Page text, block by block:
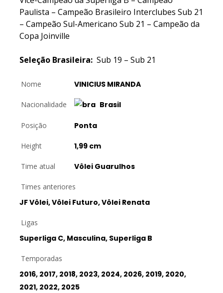
Paulista – Campeão Brasileiro Interclubes Sub 21
– Campeão Sul-Americano Sub 21 – Campeão da
Copa Joinville
Seleção Brasileira: Sub 19 – Sub 21
Nome VINICIUS MIRANDA
Nacionalidade Brasil
Posição Ponta
Height 1,99 cm
Time atual Vôlei Guarulhos
Times anteriores
JF Vôlei, Vôlei Futuro, Vôlei Renata
Ligas
Superliga C, Masculina, Superliga B
Temporadas
2016, 2017, 2018, 2023, 2024, 2026, 2019, 2020,
2021, 2022, 2025